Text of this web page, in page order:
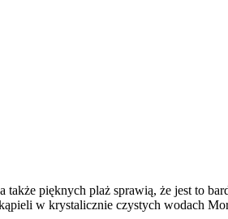
pięknych plaż sprawią, że jest to
w krystalicznie czystych wodach